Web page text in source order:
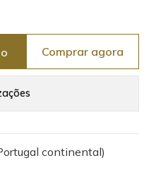
Comprar agora
continental)